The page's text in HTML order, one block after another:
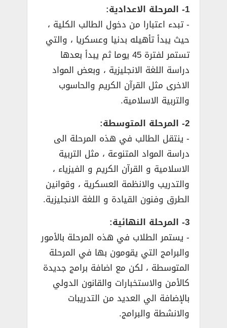
1- المرحلة الاعدادية:
­- تبدء اعتبارا من دخول الطالب الكلية ،
حيث يبدأ تأهيله بدنيا وعسكريا ، والتي
تستمر لفترة 45 يوما ثم يبدأ بعدها
دراسة اللغة الانجليزية ، وبعض المواد
الاخرى مثل القرآن الكريم والحاسوب
والتربية الاسلامية.
2- المرحلة المتوسطة:
­- ينتقل الطالب في هذه المرحلة الى
دراسة المواد المتنوعة ، مثل التربية
الاسلامية و القرآن الكريم و الفيزياء ،
والتدريب والانظمة العسكرية ، وقوانين
الطرق وفنون القيادة و اللغة الانجليزية.
3- المرحلة النهائية:
­- يستمر الطلاب في هذه المرحلة بالأمور
والبرامج التي يقومون بها في المرحلة
المتوسطة ، لكن مع اضافة برامج جديدة
كالأمن والاستخبارات والقانون الدولي
بالإضافة الي العديد من التدريبات
والانشطة والبرامج.